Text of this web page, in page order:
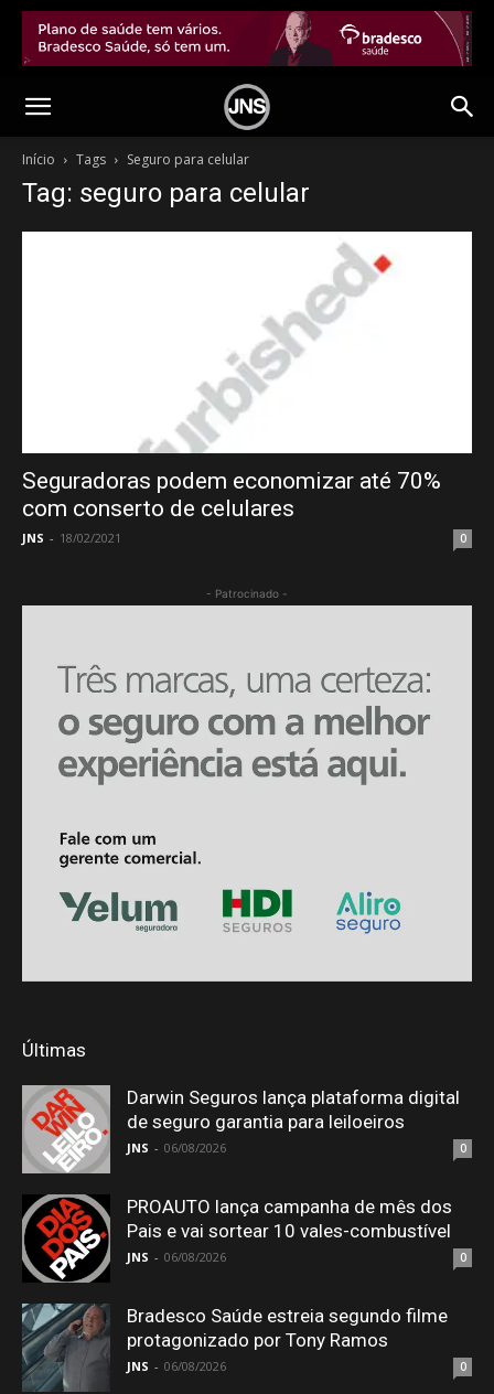
Início Tags Seguro para celular
Tag: seguro para celular
Seguradoras podem economizar até 70%
com conserto de celulares
JNS - 18/02/2021 0
- Patrocinado -
Últimas
Darwin Seguros lança plataforma digital
de seguro garantia para leiloeiros
JNS - 06/08/2026 0
PROAUTO lança campanha de mês dos
Pais e vai sortear 10 vales-combustível
JNS - 06/08/2026 0
Bradesco Saúde estreia segundo filme
protagonizado por Tony Ramos
JNS - 06/08/2026 0